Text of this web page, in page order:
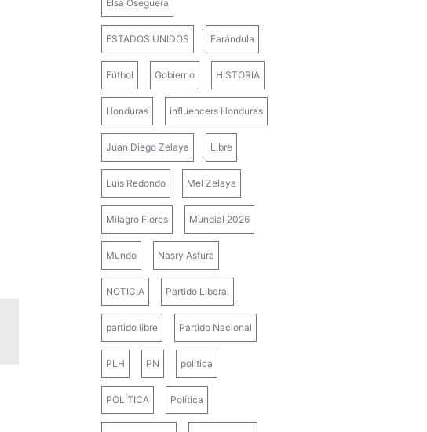
Elsa Oseguera
ESTADOS UNIDOS Farándula
Fútbol Gobierno HISTORIA
Honduras influencers Honduras
Juan Diego Zelaya Libre
Luis Redondo Mel Zelaya
Milagro Flores Mundial 2026
Mundo Nasry Asfura
NOTICIA Partido Liberal
partido libre Partido Nacional
PLH PN politica
POLÍTICA Política